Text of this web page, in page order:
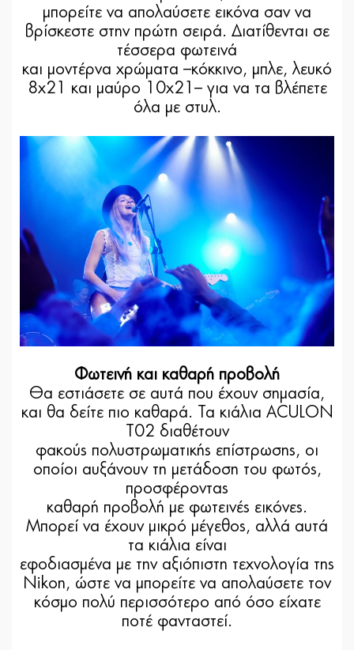
μπορείτε να απολαύσετε εικόνα σαν να
βρίσκεστε στην πρώτη σειρά. Διατίθενται σε
τέσσερα φωτεινά
και μοντέρνα χρώματα –κόκκινο, μπλε, λευκό
8x21 και μαύρο 10x21– για να τα βλέπετε
όλα με στυλ.
Φωτεινή και καθαρή προβολή
Θα εστιάσετε σε αυτά που έχουν σημασία,
και θα δείτε πιο καθαρά. Τα κιάλια ACULON
T02 διαθέτουν
φακούς πολυστρωματικής επίστρωσης, οι
οποίοι αυξάνουν τη μετάδοση του φωτός,
προσφέροντας
καθαρή προβολή με φωτεινές εικόνες.
Μπορεί να έχουν μικρό μέγεθος, αλλά αυτά
τα κιάλια είναι
εφοδιασμένα με την αξιόπιστη τεχνολογία της
Nikon, ώστε να μπορείτε να απολαύσετε τον
κόσμο πολύ περισσότερο από όσο είχατε
ποτέ φανταστεί.